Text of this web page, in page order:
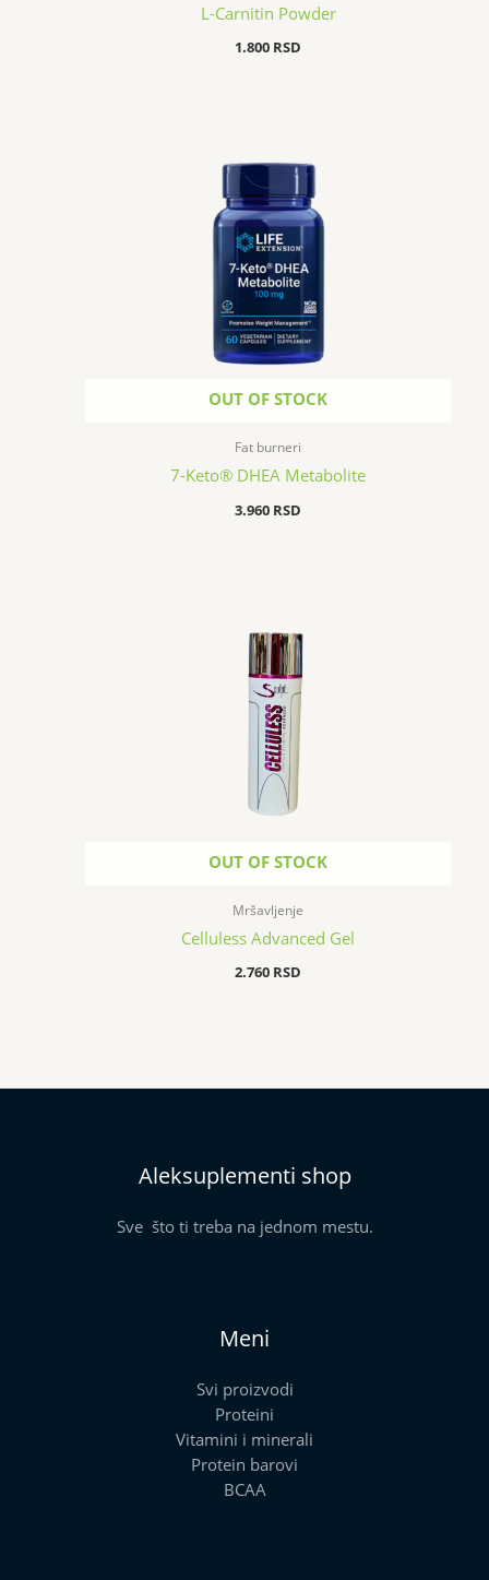
L-Carnitin Powder
1.800 RSD
OUT OF STOCK
Fat burneri
7-Keto® DHEA Metabolite
3.960 RSD
OUT OF STOCK
Mršavljenje
Celluless Advanced Gel
2.760 RSD
Aleksuplementi shop
Sve što ti treba na jednom mestu.
Meni
Svi proizvodi
Proteini
Vitamini i minerali
Protein barovi
BCAA